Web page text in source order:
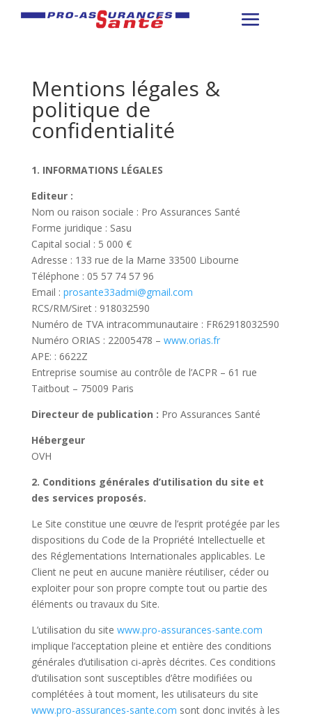
Mentions légales &
politique de
confidentialité
1. INFORMATIONS LÉGALES
Editeur :
Nom ou raison sociale : Pro Assurances Santé
Forme juridique : Sasu
Capital social : 5 000 €
Adresse : 133 rue de la Marne 33500 Libourne
Téléphone : 05 57 74 57 96
Email : prosante33admi@gmail.com
RCS/RM/Siret : 918032590
Numéro de TVA intracommunautaire : FR62918032590
Numéro ORIAS : 22005478 – www.orias.fr
APE: : 6622Z
Entreprise soumise au contrôle de l’ACPR – 61 rue
Taitbout – 75009 Paris
Directeur de publication : Pro Assurances Santé
Hébergeur
OVH
2. Conditions générales d’utilisation du site et
des services proposés.
Le Site constitue une œuvre de l’esprit protégée par les
dispositions du Code de la Propriété Intellectuelle et
des Réglementations Internationales applicables. Le
Client ne peut en aucune manière réutiliser, céder ou
exploiter pour son propre compte tout ou partie des
éléments ou travaux du Site.
L’utilisation du site www.pro-assurances-sante.com
implique l’acceptation pleine et entière des conditions
générales d’utilisation ci-après décrites. Ces conditions
d’utilisation sont susceptibles d’être modifiées ou
complétées à tout moment, les utilisateurs du site
www.pro-assurances-sante.com sont donc invités à les